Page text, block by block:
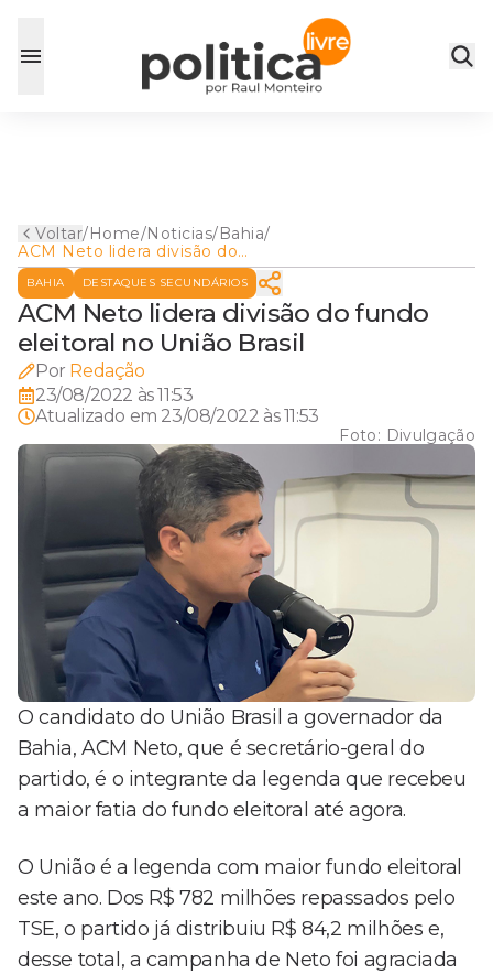
Voltar/Home/Noticias/Bahia/
ACM Neto lidera divisão do
fundo eleitoral no União
Brasil
BAHIA DESTAQUES SECUNDÁRIOS
ACM Neto lidera divisão do fundo
eleitoral no União Brasil
Por Redação
23/08/2022 às 11:53
Atualizado em 23/08/2022 às 11:53
Foto: Divulgação
O candidato do União Brasil a governador da
Bahia, ACM Neto, que é secretário-geral do
partido, é o integrante da legenda que recebeu
a maior fatia do fundo eleitoral até agora.
O União é a legenda com maior fundo eleitoral
este ano. Dos R$ 782 milhões repassados pelo
TSE, o partido já distribuiu R$ 84,2 milhões e,
desse total, a campanha de Neto foi agraciada